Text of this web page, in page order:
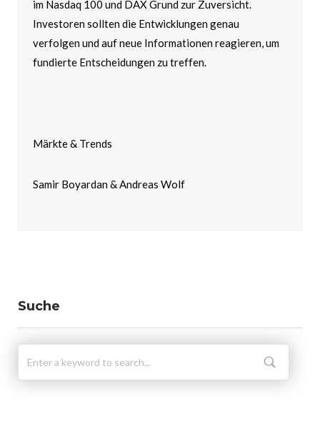
im Nasdaq 100 und DAX Grund zur Zuversicht.
Investoren sollten die Entwicklungen genau
verfolgen und auf neue Informationen reagieren, um
fundierte Entscheidungen zu treffen.
Märkte & Trends
Samir Boyardan & Andreas Wolf
Suche